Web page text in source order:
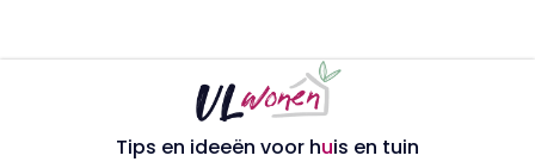
Tips en ideeën voor huis en tuin